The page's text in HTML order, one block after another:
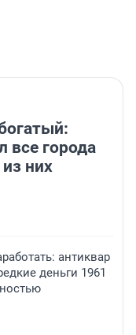
все города
них
антиквар
деньги 1961